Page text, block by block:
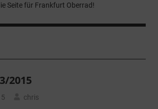
Seite für Frankfurt Oberrad!
2015
chris